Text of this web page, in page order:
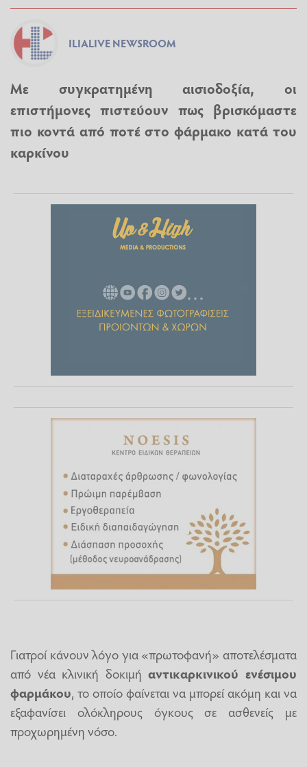
ILIALIVE NEWSROOM
Με συγκρατημένη αισιοδοξία, οι
επιστήμονες πιστεύουν πως βρισκόμαστε
πιο κοντά από ποτέ στο φάρμακο κατά του
καρκίνου
Γιατροί κάνουν λόγο για «πρωτοφανή» αποτελέσματα
από νέα κλινική δοκιμήαντικαρκινικού ενέσιμου
φαρμάκου, το οποίο φαίνεται να μπορεί ακόμη και να
εξαφανίσει ολόκληρους όγκους σε ασθενείς με
προχωρημένη νόσο.